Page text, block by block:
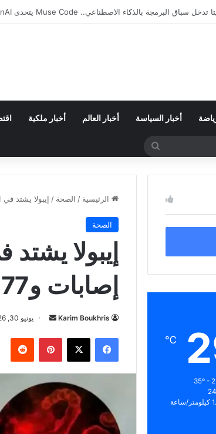
وزامبيا تعبران من مجموعة مجنونة.. فارق الأهداف يقصي
أخبار السياسة أخبار العالم أخبار ملكية
بحث
الرئيسية / الصحة / إيبولا يشتد في الكونغو
الصحة
إصابات و377 وفاة تثير القلق
Karim Boukhris
أرسل
إلكترونيا
يونيو 30, 2026
فيسبوك ‫X بينتيريست ℃
ساعة